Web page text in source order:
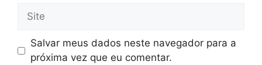
Site
Salvar meus dados neste navegador para a
próxima vez que eu comentar.